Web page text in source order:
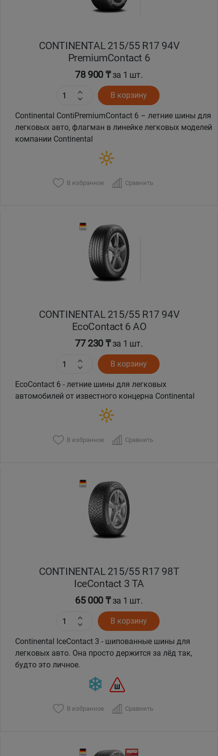
CONTINENTAL 215/55 R17 94V
PremiumContact 6
78 900 ₸за 1 шт.
В корзину
Continental ContiPremiumContact 6 – летние шины для
легковых авто, флагман в линейке легковых моделей
компании Continental
В избранное Сравнить
CONTINENTAL 215/55 R17 94V
EcoContact 6 AO
77 230 ₸за 1 шт.
В корзину
EcoContact 6 - летние шины для легковых
автомобилей от известного концерна Continental
В избранное Сравнить
CONTINENTAL 215/55 R17 98T
IceContact 3 TA
65 000 ₸за 1 шт.
В корзину
Continental IceContact 3 - шипованные шины для
легковых авто. Она просто держится за лёд так,
будто это личное.
В избранное Сравнить